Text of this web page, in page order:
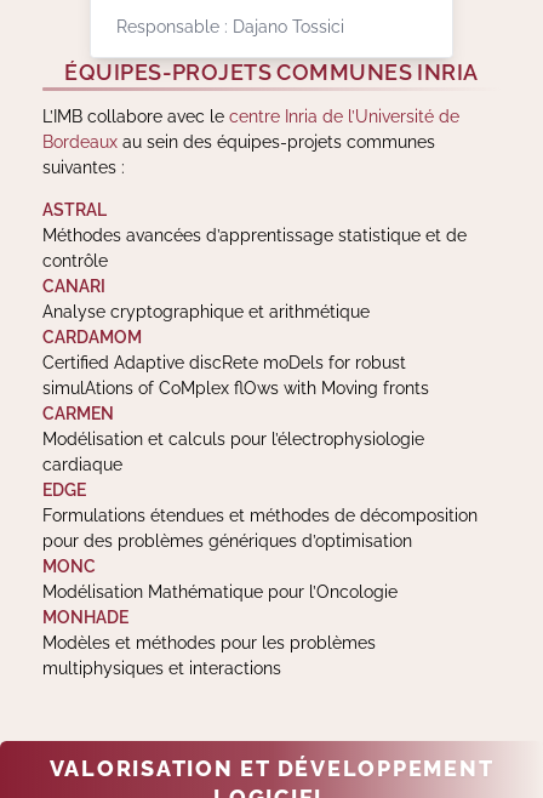
Responsable : Dajano Tossici
ÉQUIPES-PROJETS COMMUNES INRIA
L’IMB collabore avec le centre Inria de l’Université de
Bordeaux au sein des équipes-projets communes
suivantes :
ASTRAL
Méthodes avancées d’apprentissage statistique et de
contrôle
CANARI
Analyse cryptographique et arithmétique
CARDAMOM
Certified Adaptive discRete moDels for robust
simulAtions of CoMplex flOws with Moving fronts
CARMEN
Modélisation et calculs pour l’électrophysiologie
cardiaque
EDGE
Formulations étendues et méthodes de décomposition
pour des problèmes génériques d’optimisation
MONC
Modélisation Mathématique pour l’Oncologie
MONHADE
Modèles et méthodes pour les problèmes
multiphysiques et interactions
VALORISATION ET DÉVELOPPEMENT